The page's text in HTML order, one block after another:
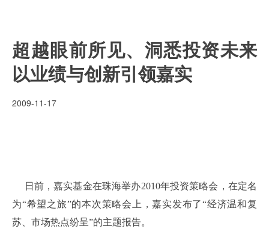
超越眼前所见、洞悉投资未来
以业绩与创新引领嘉实
2009-11-17
日前，嘉实基金在珠海举办2010年投资策略会，在定名
为“希望之旅”的本次策略会上，嘉实发布了“经济温和复
苏、市场热点纷呈”的主题报告。